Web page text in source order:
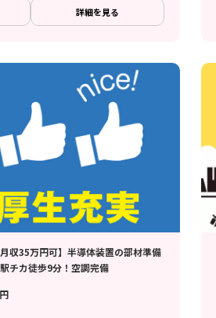
詳細を見る
収35万円可】半導体装置の部材準備
カ徒歩9分！空調完備
円